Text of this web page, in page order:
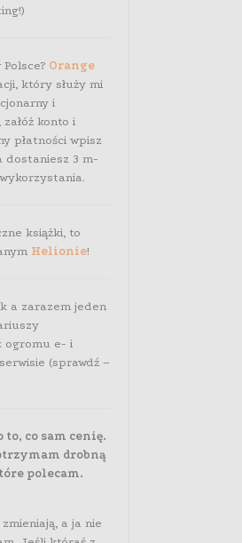
Orange
który służy mi
i
konto i
płatności wpisz
dostaniesz 3 m-
wykorzystania.
książki, to
Helionie!
a zarazem jeden
ogromu e- i
(sprawdź –
co sam cenię.
drobną
polecam.
a ja nie